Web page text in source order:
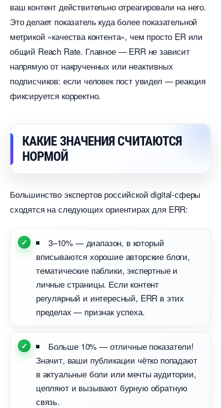
аш контент действительно отреагировали на него.
Это делает показатель куда более показательной
метрикой «качества контента», чем просто ER или
общий Reach Rate. Главное — ERR не зависит
напрямую от накрученных или неактивных
подписчиков: если человек пост увидел — реакция
фиксируется корректно.
КАКИЕ ЗНАЧЕНИЯ СЧИТАЮТСЯ
НОРМОЙ
Большинство экспертов российской digital-сферы
сходятся на следующих ориентирах для ERR:
3–10% — диапазон, в который
писываются хорошие авторские блоги,
тематические паблики, экспертные и
личные страницы. Если контент
регулярный и интересный, ERR в этих
пределах — признак успеха.
Больше 10% — отличные показатели!
Значит, ваши публикации чётко попадают
актуальные боли или мечты аудитории,
цепляют и вызывают бурную обратную
связь.